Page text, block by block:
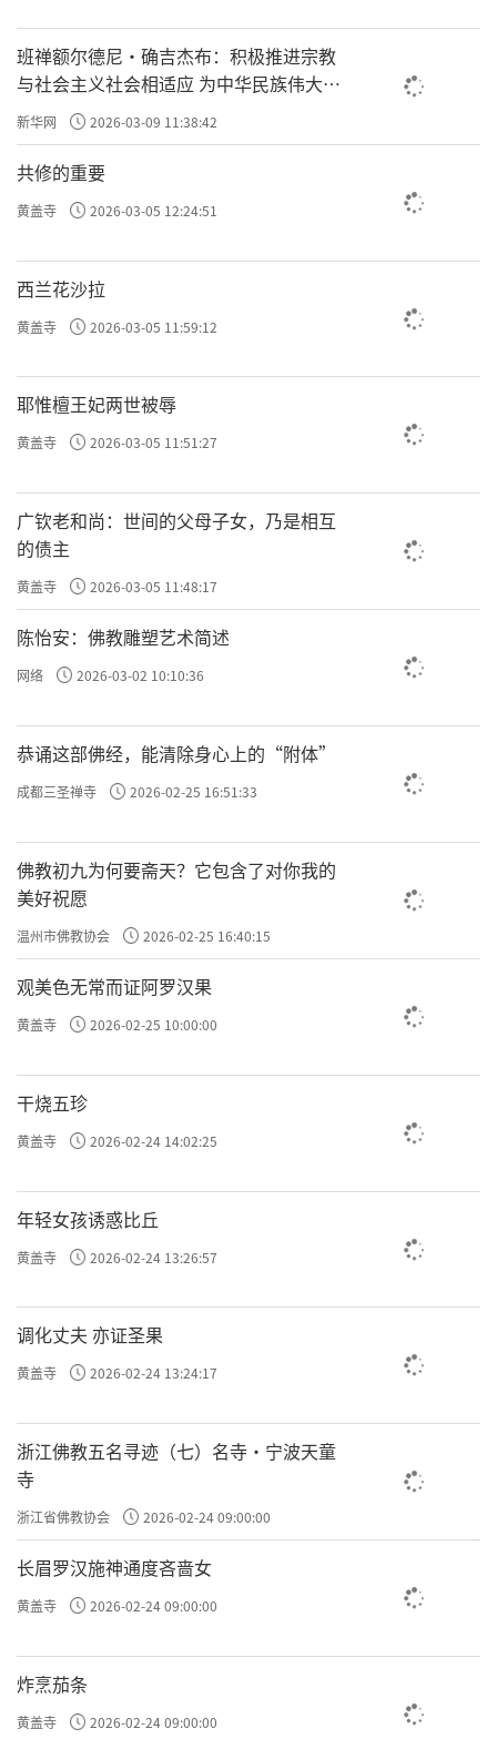
班禅额尔德尼·确吉杰布：积极推进宗教
与社会主义社会相适应 为中华民族伟大复
兴贡献力量
新华网 2026-03-09 11:38:42
共修的重要
黄盖寺 2026-03-05 12:24:51
西兰花沙拉
黄盖寺 2026-03-05 11:59:12
耶惟檀王妃两世被辱
黄盖寺 2026-03-05 11:51:27
广钦老和尚：世间的父母子女，乃是相互
的债主
黄盖寺 2026-03-05 11:48:17
陈怡安：佛教雕塑艺术简述
网络 2026-03-02 10:10:36
恭诵这部佛经，能清除身心上的“附体”
成都三圣禅寺 2026-02-25 16:51:33
佛教初九为何要斋天？它包含了对你我的
美好祝愿
温州市佛教协会 2026-02-25 16:40:15
观美色无常而证阿罗汉果
黄盖寺 2026-02-25 10:00:00
干烧五珍
黄盖寺 2026-02-24 14:02:25
年轻女孩诱惑比丘
黄盖寺 2026-02-24 13:26:57
调化丈夫 亦证圣果
黄盖寺 2026-02-24 13:24:17
浙江佛教五名寻迹（七）名寺·宁波天童
寺
浙江省佛教协会 2026-02-24 09:00:00
长眉罗汉施神通度吝啬女
黄盖寺 2026-02-24 09:00:00
炸烹茄条
黄盖寺 2026-02-24 09:00:00